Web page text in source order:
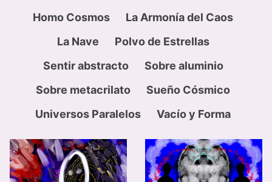
Homo Cosmos
La Armonía del Caos
La Nave
Polvo de Estrellas
Sentir abstracto
Sobre aluminio
Sobre metacrilato
Sueño Cósmico
Universos Paralelos
Vacío y Forma